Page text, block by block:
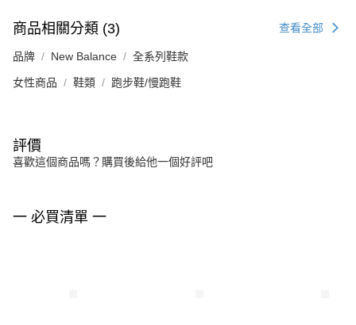
商品相關分類 (3) 查看全部
品牌 New Balance 全系列鞋款
女性商品 鞋類 跑步鞋/慢跑鞋
評價
喜歡這個商品嗎？購買後給他一個好評吧
一 必買清單 一